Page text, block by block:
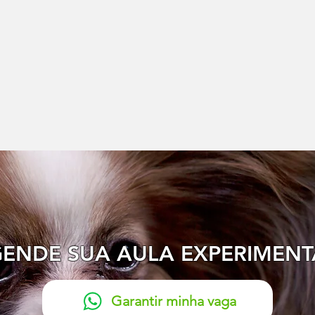
SUA AULA
Garantir minha vaga